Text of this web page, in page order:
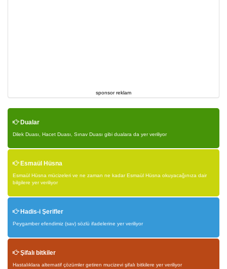
sponsor reklam
Dualar
Dilek Duası, Hacet Duası, Sınav Duası gibi dualara da yer veriliyor
Esmaül Hüsna
Esmaül Hüsna mücizeleri ve ne zaman ne kadar Esmaül Hüsna okuyacağınıza dair
bilgilere yer veriliyor
Hadis-i Şerifler
Peygamber efendimiz (sav) sözlü ifadelerine yer veriliyor
Şifalı bitkiler
Hastalıklara alternatif çözümler getiren mucizevi şifalı bitkilere yer veriliyor